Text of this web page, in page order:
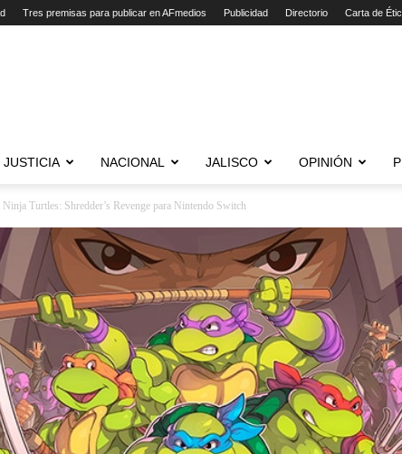
Tres premisas para publicar en AFmedios Publicidad Directorio Carta de
JUSTICIA NACIONAL JALISCO OPINIÓN
Turtles: Shredder’s Revenge para Nintendo Switch